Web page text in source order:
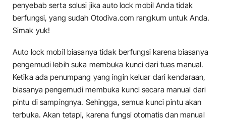
penyebab serta solusi jika auto lock mobil Anda tidak
berfungsi, yang sudah Otodiva.com rangkum untuk Anda.
Simak yuk!
Auto lock mobil biasanya tidak berfungsi karena biasanya
pengemudi lebih suka membuka kunci dari tuas manual.
Ketika ada penumpang yang ingin keluar dari kendaraan,
biasanya pengemudi membuka kunci secara manual dari
pintu di sampingnya. Sehingga, semua kunci pintu akan
terbuka. Akan tetapi, karena fungsi otomatis dan manual